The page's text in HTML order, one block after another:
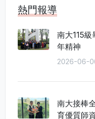
熱門報導
南大115
年精神
2026-06-
南大接棒
育優質師